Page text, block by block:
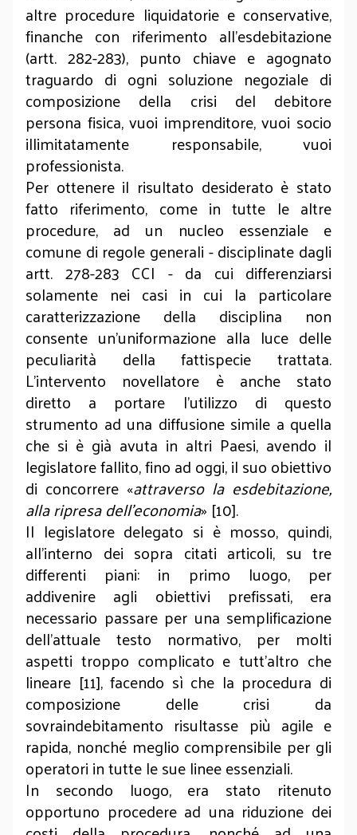
altre procedure liquidatorie e conservative,
finanche con riferimento all’esdebitazione
(artt. 282-283), punto chiave e agognato
traguardo di ogni soluzione negoziale di
composizione della crisi del debitore
persona fisica, vuoi imprenditore, vuoi socio
illimitatamente responsabile, vuoi
professionista.
Per ottenere il risultato desiderato è stato
fatto riferimento, come in tutte le altre
procedure, ad un nucleo essenziale e
comune di regole generali - disciplinate dagli
artt. 278-283 CCI - da cui differenziarsi
solamente nei casi in cui la particolare
caratterizzazione della disciplina non
consente un’uniformazione alla luce delle
peculiarità della fattispecie trattata.
L’intervento novellatore è anche stato
diretto a portare l’utilizzo di questo
strumento ad una diffusione simile a quella
che si è già avuta in altri Paesi, avendo il
legislatore fallito, fino ad oggi, il suo obiettivo
di concorrere «attraverso la esdebitazione,
alla ripresa dell’economia» [10].
Il legislatore delegato si è mosso, quindi,
all’interno dei sopra citati articoli, su tre
differenti piani: in primo luogo, per
addivenire agli obiettivi prefissati, era
necessario passare per una semplificazione
dell’attuale testo normativo, per molti
aspetti troppo complicato e tutt’altro che
lineare [11], facendo sì che la procedura di
composizione delle crisi da
sovraindebitamento risultasse più agile e
rapida, nonché meglio comprensibile per gli
operatori in tutte le sue linee essenziali.
In secondo luogo, era stato ritenuto
opportuno procedere ad una riduzione dei